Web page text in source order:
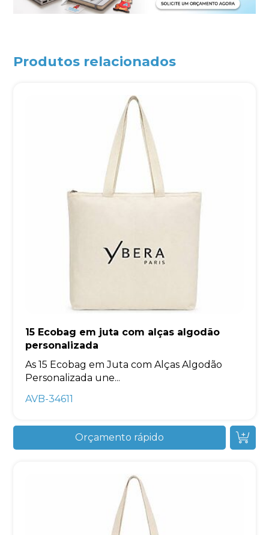
Produtos relacionados
15 Ecobag em juta com alças algodão
personalizada
As 15 Ecobag em Juta com Alças Algodão
Personalizada une...
AVB-34611
Orçamento rápido